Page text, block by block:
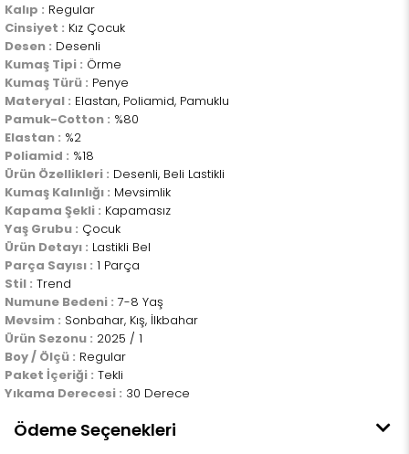
Kalıp : Regular
Cinsiyet : Kız Çocuk
Desen : Desenli
Kumaş Tipi : Örme
Kumaş Türü : Penye
Materyal : Elastan, Poliamid, Pamuklu
Pamuk-Cotton : %80
Elastan : %2
Poliamid : %18
Ürün Özellikleri : Desenli, Beli Lastikli
Kumaş Kalınlığı : Mevsimlik
Kapama Şekli : Kapamasız
Yaş Grubu : Çocuk
Ürün Detayı : Lastikli Bel
Parça Sayısı : 1 Parça
Stil : Trend
Numune Bedeni : 7-8 Yaş
Mevsim : Sonbahar, Kış, İlkbahar
Ürün Sezonu : 2025 / 1
Boy / Ölçü : Regular
Paket İçeriği : Tekli
Yıkama Derecesi : 30 Derece
Ödeme Seçenekleri